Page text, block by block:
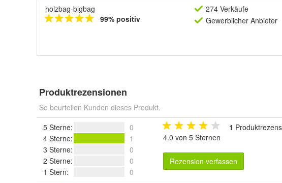
holzbag-bigbag
99% positiv
274 Verkäufe
Gewerblicher Anbieter
Produktrezensionen
So beurteilen Kunden dieses Produkt.
5 Sterne:
0
4 Sterne:
1
3 Sterne:
0
2 Sterne:
0
1 Stern: 0
1
4.0 von 5 Sternen
Rezension verfassen